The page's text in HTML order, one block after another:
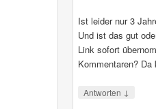
Ist leider nur 3
Und ist das gut
Link sofort
Kommentaren?
Antworten ↓